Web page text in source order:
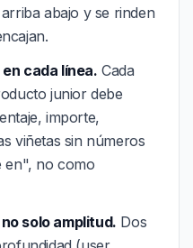
abajo y se rinden
cada línea. Cada
junior debe
importe,
viñetas sin números
en", no como
solo amplitud. Dos